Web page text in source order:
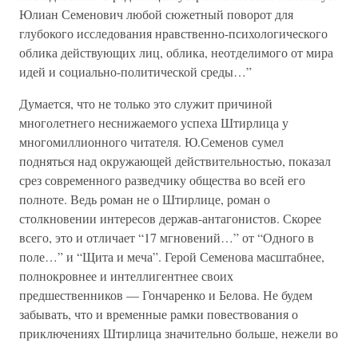
Юлиан Семенович любой сюжетный поворот для
глубокого исследования нравственно-психологического
облика действующих лиц, облика, неотделимого от мира
идей и социально-политической среды…”
Думается, что не только это служит причиной
многолетнего неснижаемого успеха Штирлица у
многомиллионного читателя. Ю.Семенов сумел
подняться над окружающей действительностью, показал
срез современного разведчику общества во всей его
полноте. Ведь роман не о Штирлице, роман о
столкновении интересов держав-антагонистов. Скорее
всего, это и отличает “17 мгновений…” от “Одного в
поле…” и “Щита и меча”. Герой Семенова масштабнее,
полнокровнее и интеллигентнее своих
предшественников — Гончаренко и Белова. Не будем
забывать, что и временные рамки повествования о
приключениях Штирлица значительно больше, нежели во